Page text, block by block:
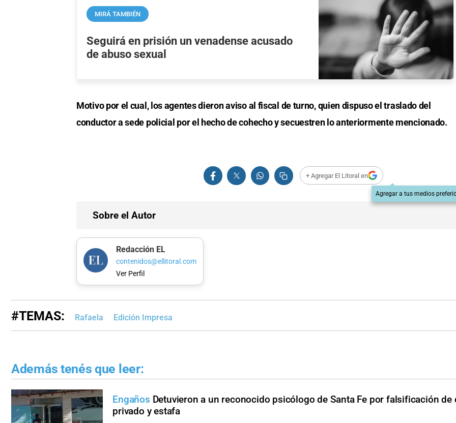
MIRÁ TAMBIÉN
Seguirá en prisión un venadense acusado
de abuso sexual
Motivo por el cual, los agentes dieron aviso al fiscal de turno, quien dispuso el traslado del
conductor a sede policial por el hecho de cohecho y secuestren lo anteriormente mencionado.
+ Agregar El Litoral en
Agregar a tus medios
Sobre el Autor
Redacción EL
contenidos@ellitoral.com
Ver Perfil
#TEMAS: Rafaela Edición Impresa
Además tenés que leer:
Engaños Detuvieron a un reconocido psicólogo de Santa Fe por falsificación de
privado y estafa